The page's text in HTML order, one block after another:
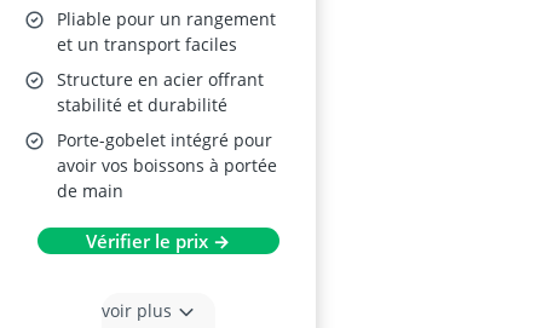
Pliable pour un rangement
et un transport faciles
Structure en acier offrant
stabilité et durabilité
Porte-gobelet intégré pour
avoir vos boissons à portée
de main
Vérifier le prix →
voir plus